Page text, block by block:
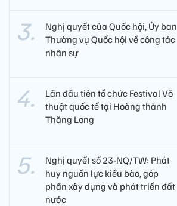
Nghị quyết của Quốc hội, Ủy ban
Thường vụ Quốc hội về công tác
nhân sự
Lần đầu tiên tổ chức Festival Võ
thuật quốc tế tại Hoàng thành
Thăng Long
Nghị quyết số 23-NQ/TW: Phát
huy nguồn lực kiều bào, góp
phần xây dựng và phát triển đất
nước